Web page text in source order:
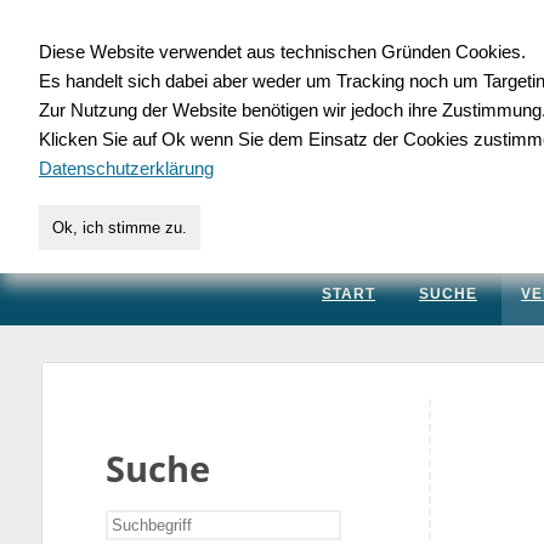
für Handwerk,
START SUCHE
Suche
Diese Website verwendet aus technischen Gründen Cookies.
Es handelt sich dabei aber weder um Tracking noch um
Zur Nutzung der Website benötigen wir jedoch ihre Zustimmung.
Klicken Sie auf Ok wenn Sie dem Einsatz der Cookies
Datenschutzerklärung
Ok, ich stimme zu.